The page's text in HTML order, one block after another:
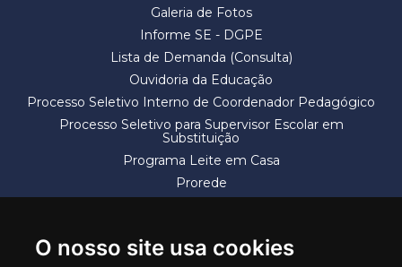
O nosso site usa cookies
Galeria de Fotos
Informe SE - DGPE
Lista de Demanda (Consulta)
Ouvidoria da Educação
Processo Seletivo Interno de Coordenador Pedagógico
Processo Seletivo para Supervisor Escolar em
Substituição
Programa Leite em Casa
Prorede